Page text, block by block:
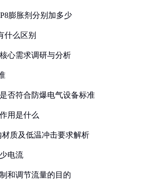
膨胀剂分别加多少
什么区别
心需求调研与分析
否符合防爆电气设备标准
用是什么
材质及低温冲击要求解析
电流
和调节流量的目的